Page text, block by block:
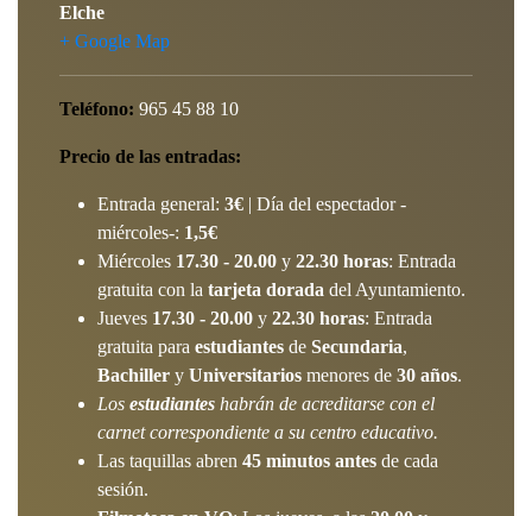
Elche
+ Google Map
Teléfono: 965 45 88 10
Precio de las entradas:
Entrada general: 3€ | Día del espectador -
miércoles-: 1,5€
Miércoles 17.30 - 20.00 y 22.30 horas: Entrada
gratuita con la tarjeta dorada del Ayuntamiento.
Jueves 17.30 - 20.00 y 22.30 horas: Entrada
gratuita para estudiantes de Secundaria,
Bachiller y Universitarios menores de 30 años.
Los estudiantes habrán de acreditarse con el
carnet correspondiente a su centro educativo.
Las taquillas abren 45 minutos antes de cada
sesión.